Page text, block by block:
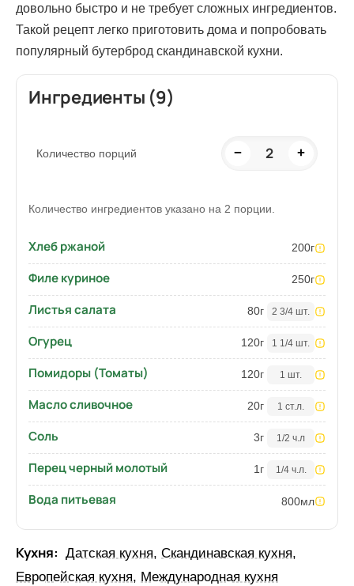
довольно быстро и не требует сложных ингредиентов.
Такой рецепт легко приготовить дома и попробовать
популярный бутерброд скандинавской кухни.
Ингредиенты (9)
Количество порций − 2 +
Количество ингредиентов указано на 2 порции.
Хлеб ржаной 200г
Филе куриное 250г
Листья салата 80г 2 3/4 шт.
Огурец 120г 1 1/4 шт.
Помидоры (Томаты) 120г 1 шт.
Масло сливочное 20г 1 ст.л.
Соль 3г 1/2 ч.л
Перец черный молотый 1г 1/4 ч.л.
Вода питьевая 800мл
Кухня: Датская кухня, Скандинавская кухня,
Европейская кухня, Международная кухня